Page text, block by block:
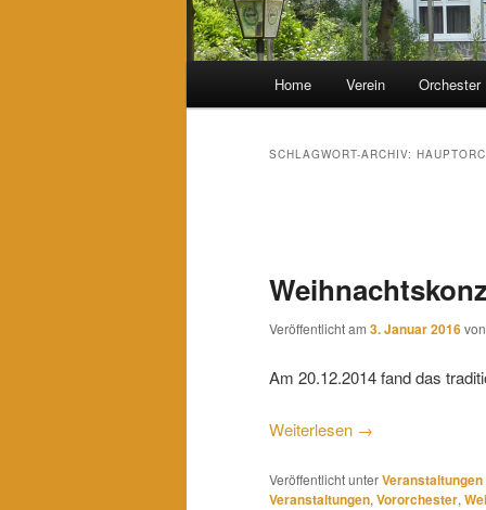
Home Verein Orchester
SCHLAGWORT-ARCHIV:
Veröffentlicht am 3. Januar 2016
Am 20.12.2014 fand das
Weiterlesen →
Veröffentlicht unterVeranstaltungen
Veranstaltungen, Vororchester,